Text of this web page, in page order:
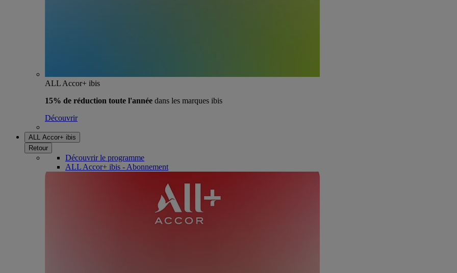
ALL Accor+ ibis
15% de réduction toute l'année dans les marques ibis
Découvrir
ALL Accor+ ibis
Retour
Découvrir le programme
ALL Accor+ ibis - Abonnement